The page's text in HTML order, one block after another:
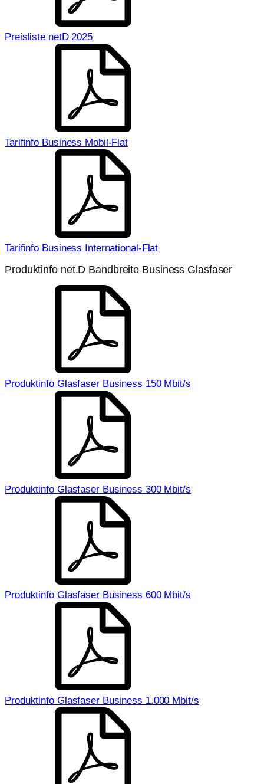
Preisliste netD 2025
Tarifinfo Business Mobil-Flat
Tarifinfo Business International-Flat
Produktinfo net.D Bandbreite Business Glasfaser
Produktinfo Glasfaser Business 150 Mbit/s
Produktinfo Glasfaser Business 300 Mbit/s
Produktinfo Glasfaser Business 600 Mbit/s
Produktinfo Glasfaser Business 1.000 Mbit/s